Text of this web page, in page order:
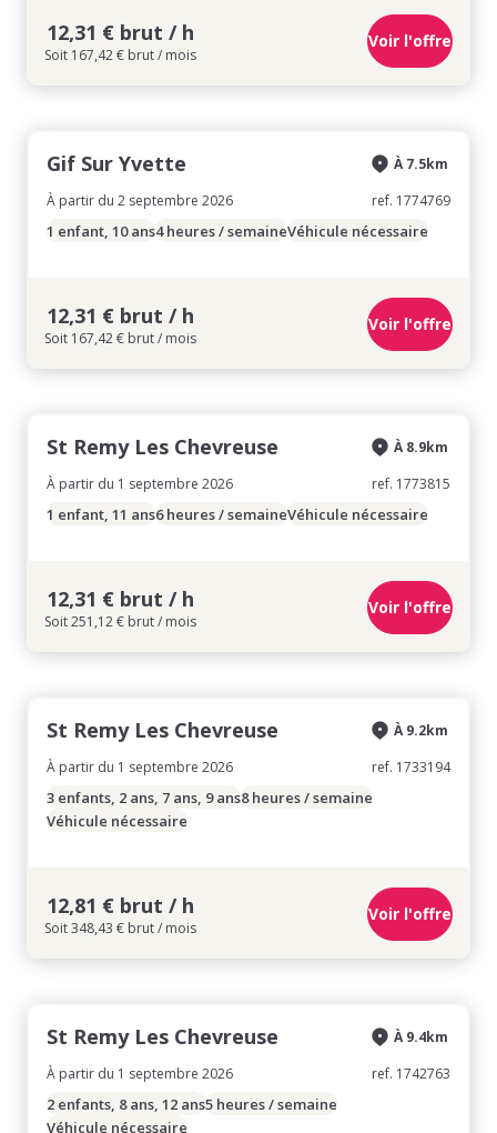
12,31 € brut / h
Soit 167,42 € brut / mois
Voir l'offre
Gif Sur Yvette
À partir du 2 septembre 2026
À 7.5km
ref. 1774769
1 enfant, 10 ans4 heures / semaineVéhicule nécessaire
12,31 € brut / h
Soit 167,42 € brut / mois
Voir l'offre
St Remy Les Chevreuse
À partir du 1 septembre 2026
À 8.9km
ref. 1773815
1 enfant, 11 ans6 heures / semaineVéhicule nécessaire
12,31 € brut / h
Soit 251,12 € brut / mois
Voir l'offre
St Remy Les Chevreuse
À partir du 1 septembre 2026
À 9.2km
ref. 1733194
3 enfants, 2 ans, 7 ans, 9 ans8 heures / semaine
Véhicule nécessaire
12,81 € brut / h
Soit 348,43 € brut / mois
Voir l'offre
St Remy Les Chevreuse
À partir du 1 septembre 2026
À 9.4km
ref. 1742763
2 enfants, 8 ans, 12 ans5 heures / semaine
Véhicule nécessaire